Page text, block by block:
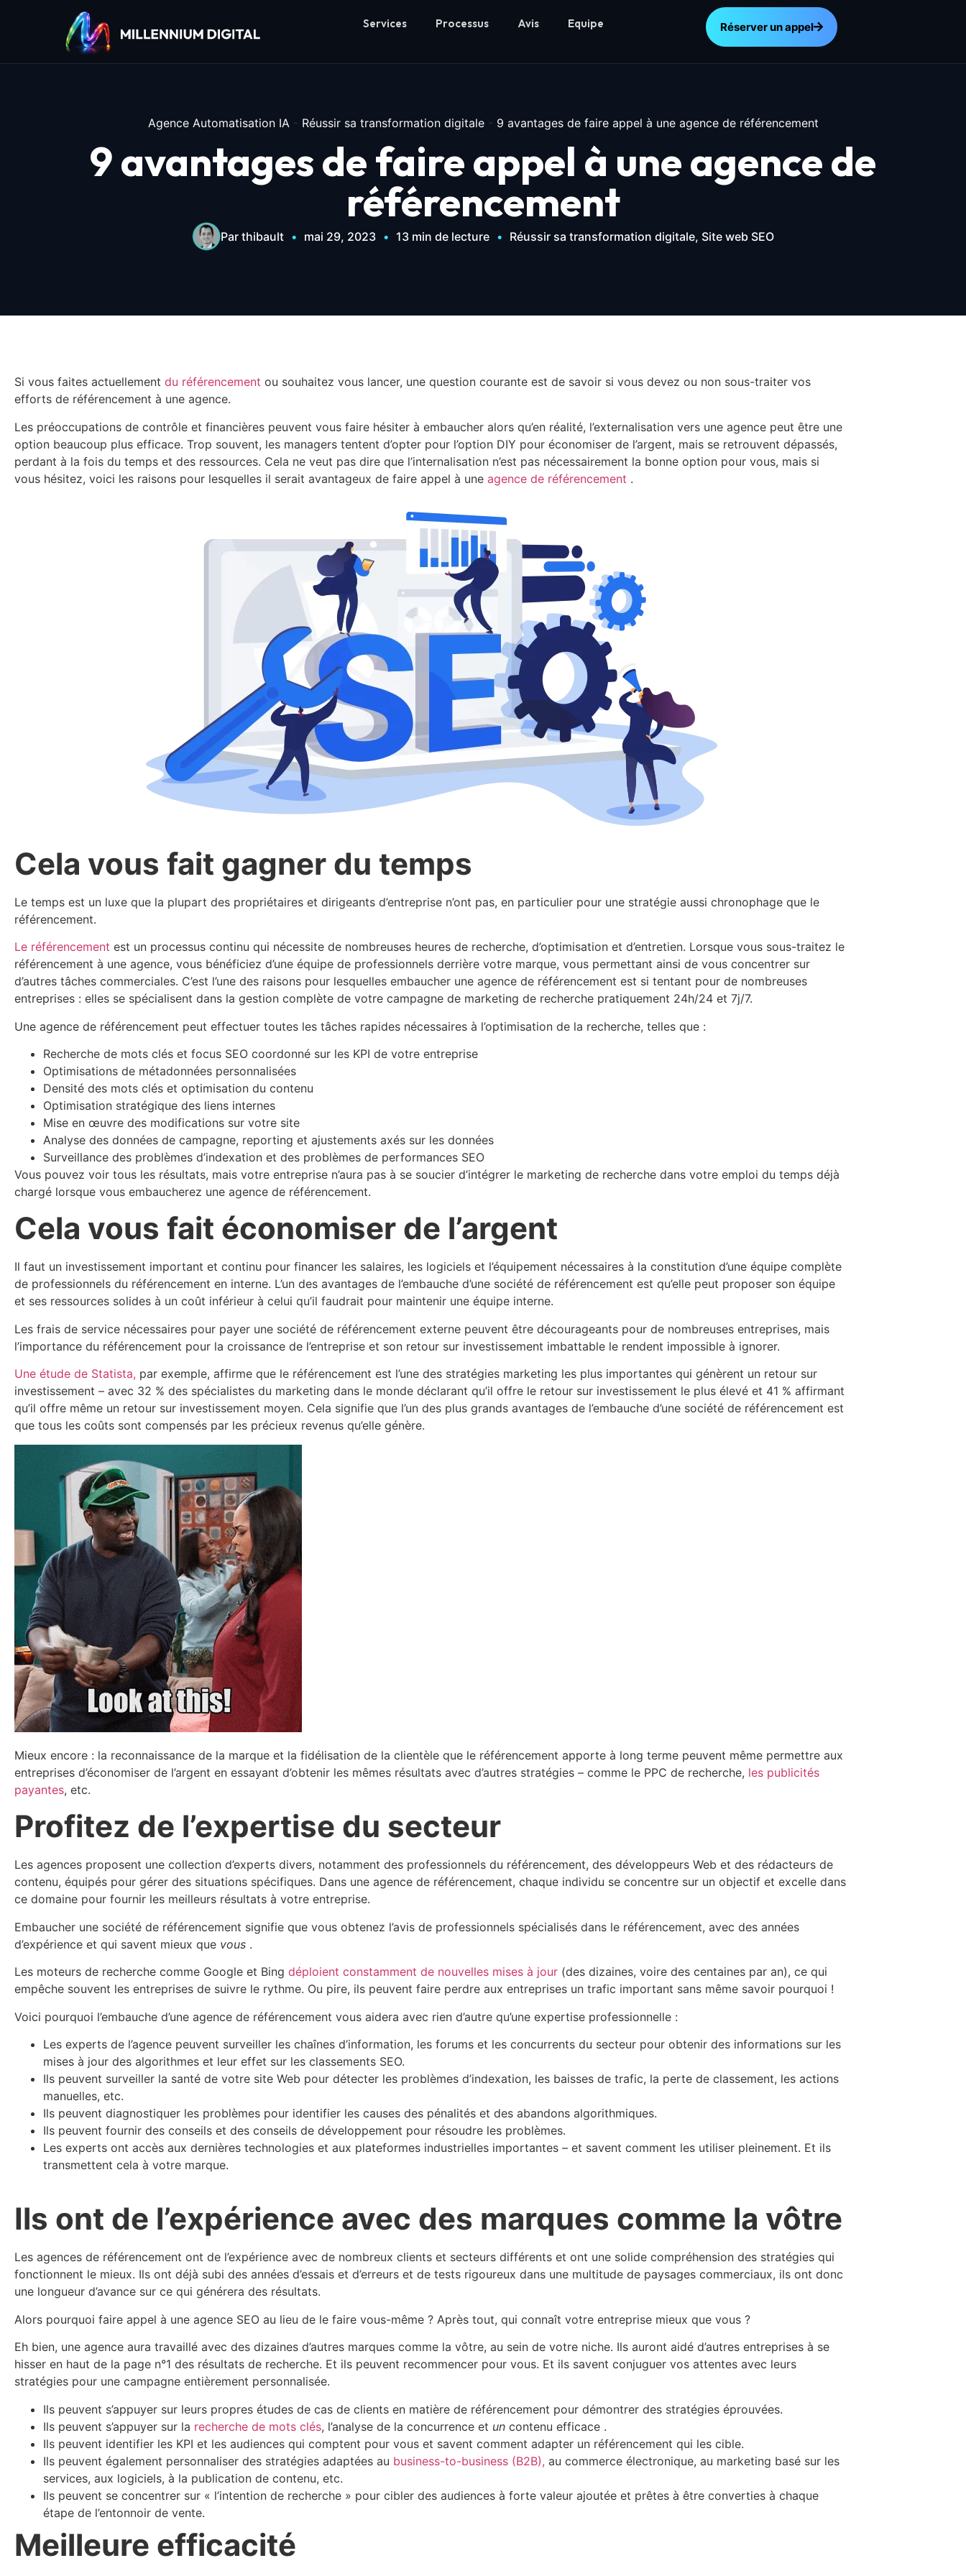
Services Processus Avis Equipe Réserver un appel
Agence Automatisation IA - Réussir sa transformation digitale- 9 avantages de faire appel à une agence de référencement
9 avantages de faire appel à une agence de
référencement
Par thibault • mai 29, 2023 • 13 min de lecture • Réussir sa transformation digitale, Site web SEO
Si vous faites actuellement du référencement ou souhaitez vous lancer, une question courante est de savoir si vous devez ou non sous-traiter vos
efforts de référencement à une agence.
Les préoccupations de contrôle et financières peuvent vous faire hésiter à embaucher alors qu’en réalité, l’externalisation vers une agence peut être une
option beaucoup plus efficace. Trop souvent, les managers tentent d’opter pour l’option DIY pour économiser de l’argent, mais se retrouvent dépassés,
perdant à la fois du temps et des ressources. Cela ne veut pas dire que l’internalisation n’est pas nécessairement la bonne option pour vous, mais si
vous hésitez, voici les raisons pour lesquelles il serait avantageux de faire appel à une agence de référencement .
Cela vous fait gagner du temps
Le temps est un luxe que la plupart des propriétaires et dirigeants d’entreprise n’ont pas, en particulier pour une stratégie aussi chronophage que le
référencement.
Le référencement est un processus continu qui nécessite de nombreuses heures de recherche, d’optimisation et d’entretien. Lorsque vous sous-traitez le
référencement à une agence, vous bénéficiez d’une équipe de professionnels derrière votre marque, vous permettant ainsi de vous concentrer sur
d’autres tâches commerciales. C’est l’une des raisons pour lesquelles embaucher une agence de référencement est si tentant pour de nombreuses
entreprises : elles se spécialisent dans la gestion complète de votre campagne de marketing de recherche pratiquement 24h/24 et 7j/7.
Une agence de référencement peut effectuer toutes les tâches rapides nécessaires à l’optimisation de la recherche, telles que :
Recherche de mots clés et focus SEO coordonné sur les KPI de votre entreprise
Optimisations de métadonnées personnalisées
Densité des mots clés et optimisation du contenu
Optimisation stratégique des liens internes
Mise en œuvre des modifications sur votre site
Analyse des données de campagne, reporting et ajustements axés sur les données
Surveillance des problèmes d’indexation et des problèmes de performances SEO
Vous pouvez voir tous les résultats, mais votre entreprise n’aura pas à se soucier d’intégrer le marketing de recherche dans votre emploi du temps déjà
chargé lorsque vous embaucherez une agence de référencement.
Cela vous fait économiser de l’argent
Il faut un investissement important et continu pour financer les salaires, les logiciels et l’équipement nécessaires à la constitution d’une équipe complète
de professionnels du référencement en interne. L’un des avantages de l’embauche d’une société de référencement est qu’elle peut proposer son équipe
et ses ressources solides à un coût inférieur à celui qu’il faudrait pour maintenir une équipe interne.
Les frais de service nécessaires pour payer une société de référencement externe peuvent être décourageants pour de nombreuses entreprises, mais
l’importance du référencement pour la croissance de l’entreprise et son retour sur investissement imbattable le rendent impossible à ignorer.
Une étude de Statista, par exemple, affirme que le référencement est l’une des stratégies marketing les plus importantes qui génèrent un retour sur
investissement – ​​avec 32 % des spécialistes du marketing dans le monde déclarant qu’il offre le retour sur investissement le plus élevé et 41 % affirmant
qu’il offre même un retour sur investissement moyen. Cela signifie que l’un des plus grands avantages de l’embauche d’une société de référencement est
que tous les coûts sont compensés par les précieux revenus qu’elle génère.
Mieux encore : la reconnaissance de la marque et la fidélisation de la clientèle que le référencement apporte à long terme peuvent même permettre aux
entreprises d’économiser de l’argent en essayant d’obtenir les mêmes résultats avec d’autres stratégies – comme le PPC de recherche, les publicités
payantes, etc.
Profitez de l’expertise du secteur
Les agences proposent une collection d’experts divers, notamment des professionnels du référencement, des développeurs Web et des rédacteurs de
contenu, équipés pour gérer des situations spécifiques. Dans une agence de référencement, chaque individu se concentre sur un objectif et excelle dans
ce domaine pour fournir les meilleurs résultats à votre entreprise.
Embaucher une société de référencement signifie que vous obtenez l’avis de professionnels spécialisés dans le référencement, avec des années
d’expérience et qui savent mieux que vous .
Les moteurs de recherche comme Google et Bing déploient constamment de nouvelles mises à jour (des dizaines, voire des centaines par an), ce qui
empêche souvent les entreprises de suivre le rythme. Ou pire, ils peuvent faire perdre aux entreprises un trafic important sans même savoir pourquoi !
Voici pourquoi l’embauche d’une agence de référencement vous aidera avec rien d’autre qu’une expertise professionnelle :
Les experts de l’agence peuvent surveiller les chaînes d’information, les forums et les concurrents du secteur pour obtenir des informations sur les
mises à jour des algorithmes et leur effet sur les classements SEO.
Ils peuvent surveiller la santé de votre site Web pour détecter les problèmes d’indexation, les baisses de trafic, la perte de classement, les actions
manuelles, etc.
Ils peuvent diagnostiquer les problèmes pour identifier les causes des pénalités et des abandons algorithmiques.
Ils peuvent fournir des conseils et des conseils de développement pour résoudre les problèmes.
Les experts ont accès aux dernières technologies et aux plateformes industrielles importantes – et savent comment les utiliser pleinement. Et ils
transmettent cela à votre marque.
Ils ont de l’expérience avec des marques comme la vôtre
Les agences de référencement ont de l’expérience avec de nombreux clients et secteurs différents et ont une solide compréhension des stratégies qui
fonctionnent le mieux. Ils ont déjà subi des années d’essais et d’erreurs et de tests rigoureux dans une multitude de paysages commerciaux, ils ont donc
une longueur d’avance sur ce qui générera des résultats.
Alors pourquoi faire appel à une agence SEO au lieu de le faire vous-même ? Après tout, qui connaît votre entreprise mieux que vous ?
Eh bien, une agence aura travaillé avec des dizaines d’autres marques comme la vôtre, au sein de votre niche. Ils auront aidé d’autres entreprises à se
hisser en haut de la page n°1 des résultats de recherche. Et ils peuvent recommencer pour vous. Et ils savent conjuguer vos attentes avec leurs
stratégies pour une campagne entièrement personnalisée.
Ils peuvent s’appuyer sur leurs propres études de cas de clients en matière de référencement pour démontrer des stratégies éprouvées.
Ils peuvent s’appuyer sur la recherche de mots clés, l’analyse de la concurrence et un contenu efficace .
Ils peuvent identifier les KPI et les audiences qui comptent pour vous et savent comment adapter un référencement qui les cible.
Ils peuvent également personnaliser des stratégies adaptées au business-to-business (B2B), au commerce électronique, au marketing basé sur les
services, aux logiciels, à la publication de contenu, etc.
Ils peuvent se concentrer sur « l’intention de recherche » pour cibler des audiences à forte valeur ajoutée et prêtes à être converties à chaque
étape de l’entonnoir de vente.
Meilleure efficacité